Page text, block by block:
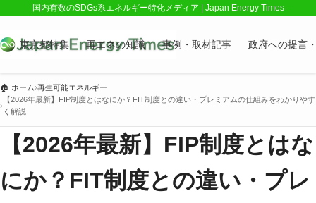
国内有数のSDGs系エネルギー特化メディア | Japan Energy Times
東京都特集 再エネの知識 事例・取材記事 政府への提言
🏠 ホーム›再生可能エネルギー
›
【2026年最新】FIP制度とはなにか？FIT制度との違い・プレミアムの仕組みをわかりやす
く解説
【2026年最新】FIP制度とはな
にか？FIT制度との違い・プレ